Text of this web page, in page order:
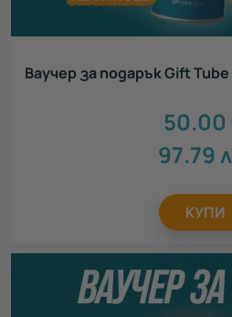
Ваучер за подарък Gift
50.00
97.79
КУПИ